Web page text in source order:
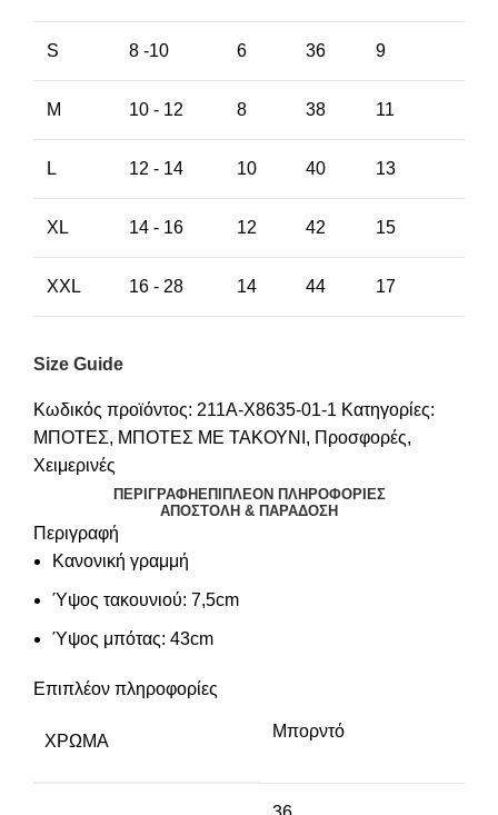
S 8 -10 6 36 9
M 10 - 12 8 38 11
L 12 - 14 10 40 13
XL 14 - 16 12 42 15
XXL 16 - 28 14 44 17
Size Guide
Κωδικός προϊόντος: 211A-X8635-01-1 Κατηγορίες:
ΜΠΟΤΕΣ, ΜΠΟΤΕΣ ΜΕ ΤΑΚΟΥΝΙ , Προσφορές,
Χειμερινές
ΠΕΡΙΓΡΑΦΉ ΕΠΙΠΛΈΟΝ ΠΛΗΡΟΦΟΡΊΕΣ
ΑΠΟΣΤΟΛΉ & ΠΑΡΆΔΟΣΗ
Περιγραφή
Κανονική γραμμή
Ύψος τακουνιού: 7,5cm
Ύψος μπότας: 43cm
Επιπλέον πληροφορίες
ΧΡΏΜΑ
Μπορντό